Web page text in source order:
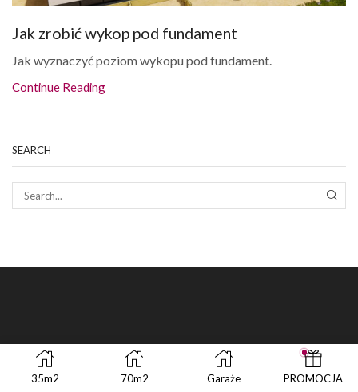
Jak zrobić wykop pod fundament
Jak wyznaczyć poziom wykopu pod fundament.
Continue Reading
SEARCH
35m2 70m2 Garaże PROMOCJA